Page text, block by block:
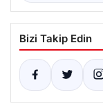
Bizi Takip Edin